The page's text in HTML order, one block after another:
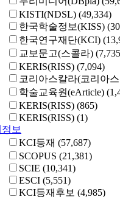
KISTI(NDSL) (49,334)
한국학술정보(KISS)
한국연구재단(KCI)
교보문고(스콜라)
KERIS(RISS) (7,094)
코리아스칼라(코리아
학술교육원(eArticle)
KERIS(RISS) (865)
KERIS(RISS) (1)
보
KCI등재 (57,687)
SCOPUS (21,381)
SCIE (10,341)
ESCI (5,551)
KCI등재후보 (4,985)